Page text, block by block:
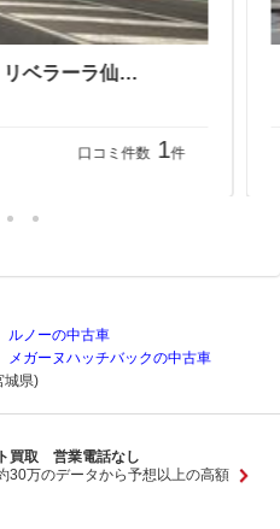
ＬＩＢＥＲＡＬＡ リベラーラ仙台店
口コミ件数 1件
ルノーの中古車
メガーヌハッチバックの中古車
城県)
買取 営業電話なし
30万のデータから予想以上の高額